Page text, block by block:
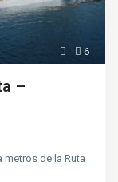
6
–
metros de la Ruta